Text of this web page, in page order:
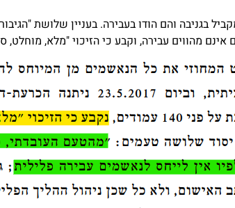
בגניבה והם הודו בעבירה. בעניין שלושת
מהווים עבירה, וקבע כי הזיכוי "מלא,